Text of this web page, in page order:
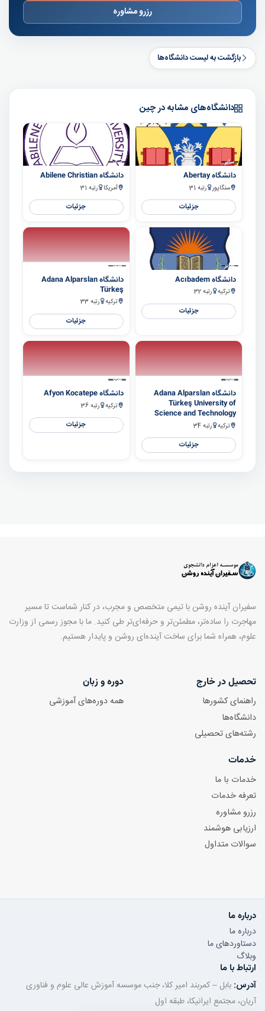
رزرو مشاوره
بازگشت به لیست دانشگاه‌ها
دانشگاه‌های مشابه در چین
سایر
دانشگاه Abertay
سنگاپور رتبه 31
جزئیات
سایر
دانشگاه Abilene Christian
آمریکا رتبه 31
جزئیات
سایر
دانشگاه Acıbadem
ترکیه رتبه 32
جزئیات
سایر
دانشگاه Adana Alparslan
Türkeş
ترکیه رتبه 33
جزئیات
سایر
دانشگاه Adana Alparslan
Türkeş University of
Science and Technology
ترکیه رتبه 34
جزئیات
سایر
دانشگاه Afyon Kocatepe
ترکیه رتبه 36
جزئیات
سفیران آینده روشن با تیمی متخصص و مجرب، در کنار شماست تا مسیر
مهاجرت را ساده‌تر، مطمئن‌تر و حرفه‌ای‌تر طی کنید. ما با مجوز رسمی از وزارت
علوم، همراه شما برای ساخت آینده‌ای روشن و پایدار هستیم.
تحصیل در خارج
راهنمای کشورها
دانشگاه‌ها
رشته‌های تحصیلی
دوره و زبان
همه دوره‌های آموزشی
خدمات
خدمات با ما
تعرفه خدمات
رزرو مشاوره
ارزیابی هوشمند
سوالات متداول
درباره ما
درباره ما
دستاوردهای ما
وبلاگ
ارتباط با ما
آدرس: بابل – کمربند امیر کلا، جنب موسسه آموزش عالی علوم و فناوری
آریان، مجتمع ایرانیکا، طبقه اول